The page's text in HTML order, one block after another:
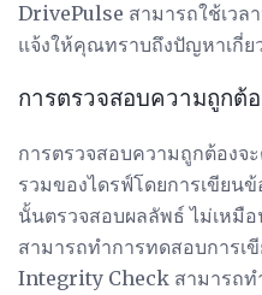
DrivePulse สามารถใช้เวล
แจ้งให้คุณทราบถึงปัญหาเกี่
การตรวจสอบความถูกต้
การตรวจสอบความถูกต้อง
รวมของไดรฟ์โดยการเขียน
นั้นตรวจสอบผลลัพธ์ ไม่เหมื
สามารถทำการทดสอบการเขี
Integrity Check สามารถท